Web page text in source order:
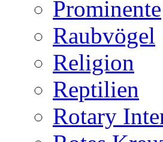
Prominente
Raubvögel
Religion
Reptilien
Rotary